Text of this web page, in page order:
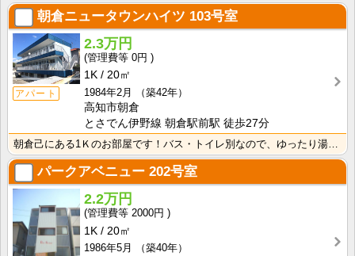
朝倉ニュータウンハイツ 103号室
アパート
2.3万円
0円
1K
20㎡
1984年2月
（築42年）
高知市朝倉
とさでん伊野線 朝倉駅前駅 徒歩27分
パークアベニュー 202号室
2.2万円
2000円
1K
20㎡
1986年5月
（築40年）